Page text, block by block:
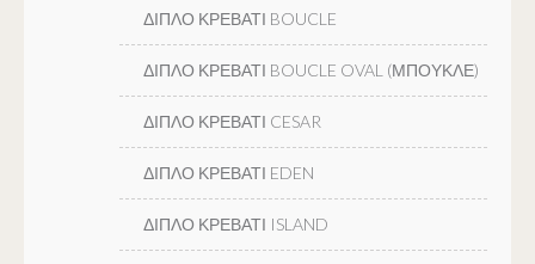
ΔΙΠΛΟ ΚΡΕΒΑΤΙ BOUCLE
ΔΙΠΛΟ ΚΡΕΒΑΤΙ BOUCLE OVAL (ΜΠΟΥΚΛΕ)
ΔΙΠΛΟ ΚΡΕΒΑΤΙ CESAR
ΔΙΠΛΟ ΚΡΕΒΑΤΙ EDEN
ΔΙΠΛΟ ΚΡΕΒΑΤΙ ISLAND